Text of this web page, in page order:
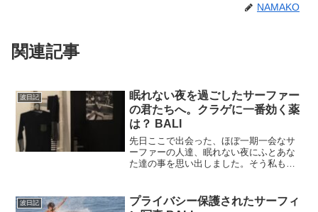
NAMAKO
関連記事
波日記
眠れない夜を過ごしたサーファー
の君たちへ。クラゲに一番効く薬
は？ BALI
先日ここで出会った、ほぼ一期一会なサ
ーファーの人達、眠れない夜にふとあな
た達の事を思い出しました。そう私も同
くて、眠れない。しかもこの日に限って
波は良く、なかなか上がれ...
波日記
プライバシー保護されたサーフィ